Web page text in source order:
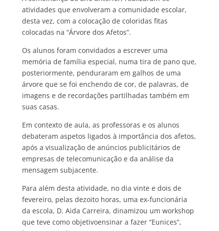
atividades que envolveram a comunidade escolar,
desta vez, com a colocação de coloridas fitas
colocadas na “Árvore dos Afetos”.
Os alunos foram convidados a escrever uma
memória de família especial, numa tira de pano que,
posteriormente, penduraram em galhos de uma
árvore que se foi enchendo de cor, de palavras, de
imagens e de recordações partilhadas também em
suas casas.
Em contexto de aula, as professoras e os alunos
debateram aspetos ligados à importância dos afetos,
após a visualização de anúncios publicitários de
empresas de telecomunicação e da análise da
mensagem subjacente.
Para além desta atividade, no dia vinte e dois de
fevereiro, pelas dezoito horas, uma ex-funcionária
da escola, D. Aida Carreira, dinamizou um workshop
que teve como objetivoensinar a fazer “Eunices”,